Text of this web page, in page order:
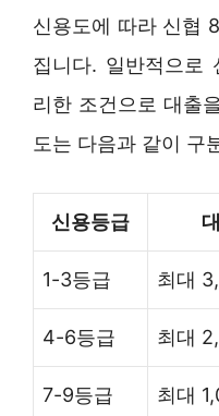
신용도에 따라 신협
집니다. 일반적으로
리한 조건으로 대출
도는 다음과 같이 구
신용등급
1-3등급 최대
4-6등급 최대
7-9등급 최대